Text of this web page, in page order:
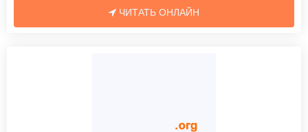
ЧИТАТЬ ОНЛАЙН